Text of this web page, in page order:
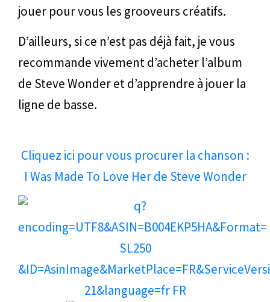
jouer pour vous les grooveurs créatifs.
D’ailleurs, si ce n’est pas déjà fait, je vous
recommande vivement d’acheter l’album
de Steve Wonder et d’apprendre à jouer la
ligne de basse.
Cliquez ici pour vous procurer ​la chanson :
I Was Made To Love Her de Steve Wonder